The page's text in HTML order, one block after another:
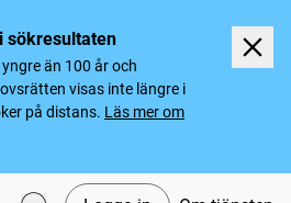
sökresultaten
än 100 år och
visas inte längre i
på distans. Läs mer om